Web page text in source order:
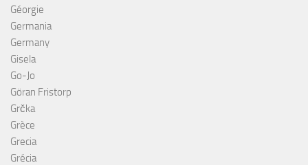
Géorgie
Germania
Germany
Gisela
Go-Jo
Göran Fristorp
Grčka
Grèce
Grecia
Grécia